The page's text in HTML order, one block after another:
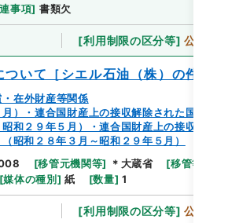
事項] 書類欠
[利用制限の区分等] 公開
いて［シエル石油（株）の件］
在外財産等関係
）・連合国財産上の接収解除された国有の家
和２９年５月）・連合国財産上の接収解除され
昭和２８年３月～昭和２９年５月）
[移管元機関等] ＊大蔵省 [移管等年度
[媒体の種別 ] 紙 [数量] 1
[利用制限の区分等] 公開